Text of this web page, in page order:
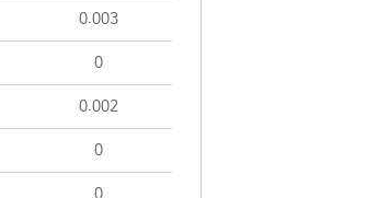
0.003
0
0.002
0
0